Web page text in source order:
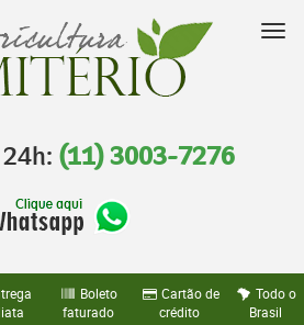
24h: (11) 3003-7276
Boleto
faturado
Cartão de
crédito
Todo o
Brasil